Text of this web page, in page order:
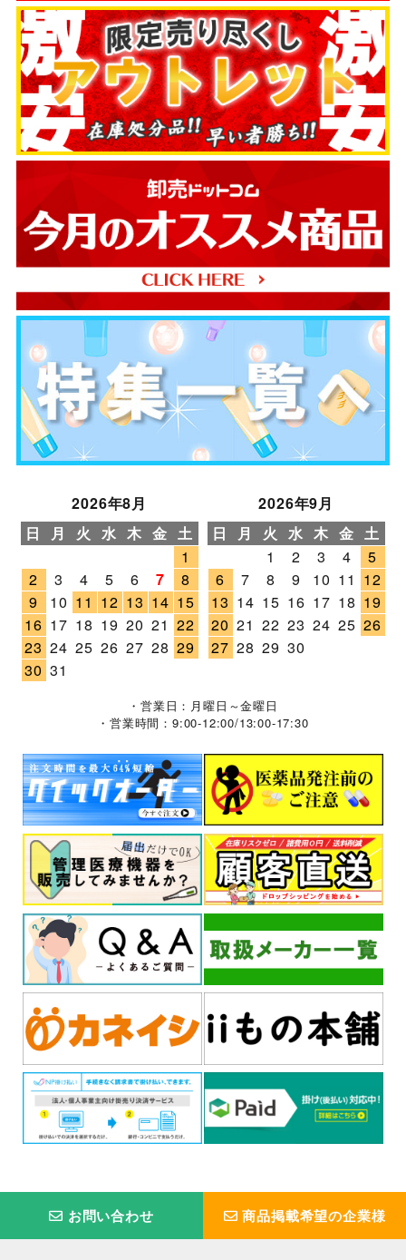
2026年8月
日
月 火 水 木 金 土
1
2
3 4 5 6 7
8
9
10 11 12 13 14 15
16 17 18 19 20 21 22
23 24 25 26 27 28 29
30 31
2026年9月
日
月 火 水 木 金 土
1
2 3 4
5
6
7 8 9 10 11 12
13 14 15 16 17 18 19
20 21 22 23 24 25 26
27 28 29 30
・営業日：月曜日～金曜日
・営業時間：9:00-12:00/13:00-17:30
お問い合わせ 商品掲載希望の企業様